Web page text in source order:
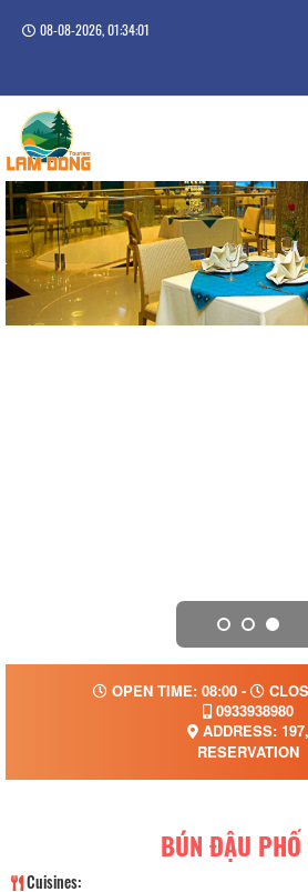
08-08-2026, 01:34:02
OPEN TIME: 08:00 -
0933938980
ADDRESS: 197,
RESERVATION
BÚN ĐẬU PHỐ
Cuisines: